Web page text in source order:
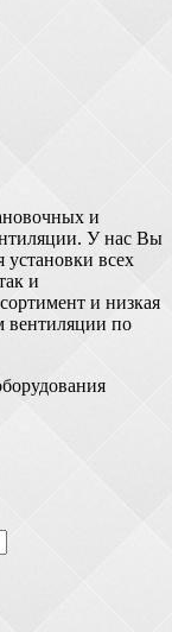
и
У нас Вы
установки всех
и
и низкая
вентиляции по